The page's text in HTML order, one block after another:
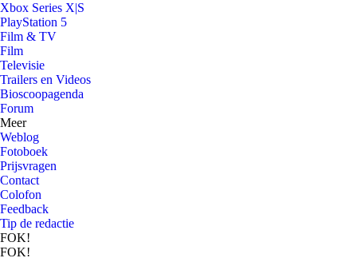
Xbox Series X|S
PlayStation 5
Film & TV
Film
Televisie
Trailers en Videos
Bioscoopagenda
Forum
Meer
Weblog
Fotoboek
Prijsvragen
Contact
Colofon
Feedback
Tip de redactie
FOK!
FOK!